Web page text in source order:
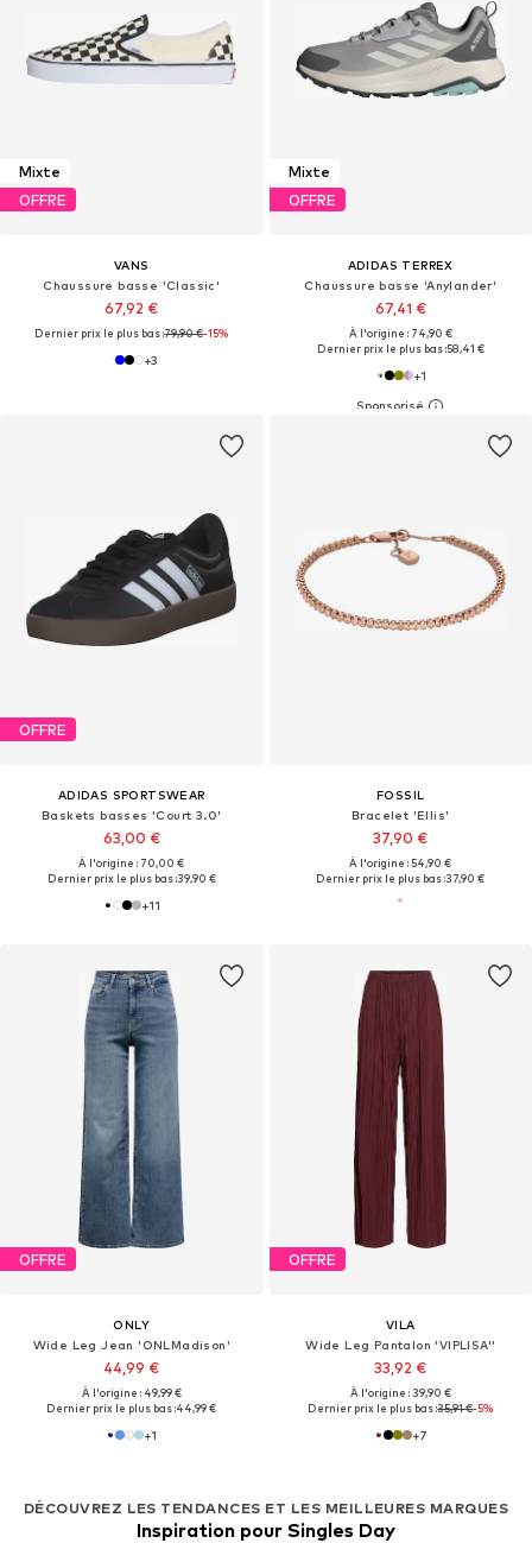
Mixte
OFFRE
VANS
Chaussure basse 'Classic'
67,92 €
Dernier prix le plus bas :79,90 €-15%
+3
Mixte
OFFRE
ADIDAS TERREX
Chaussure basse 'Anylander'
67,41 €
À l'origine : 74,90 €
Dernier prix le plus bas :58,41 €
+1
OFFRE
ADIDAS SPORTSWEAR
Baskets basses 'Court 3.0'
63,00 €
À l'origine : 70,00 €
Dernier prix le plus bas :39,90 €
+11
FOSSIL
Bracelet 'Ellis'
37,90 €
À l'origine : 54,90 €
Dernier prix le plus bas :37,90 €
OFFRE
ONLY
Wide Leg Jean 'ONLMadison'
44,99 €
À l'origine : 49,99 €
Dernier prix le plus bas :44,99 €
+1
OFFRE
VILA
Wide Leg Pantalon 'VIPLISA''
33,92 €
À l'origine : 39,90 €
Dernier prix le plus bas :35,91 €-5%
+7
DÉCOUVREZ LES TENDANCES ET LES MEILLEURES MARQUES
Inspiration pour Singles Day